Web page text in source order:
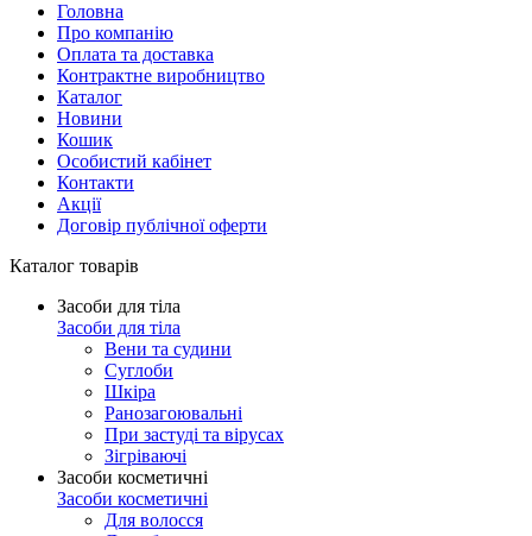
Головна
Про компанію
Оплата та доставка
Контрактне виробництво
Каталог
Новини
Кошик
Особистий кабінет
Контакти
Акції
Договір публічної оферти
Каталог товарів
Засоби для тіла
Засоби для тіла
Вени та судини
Суглоби
Шкіра
Ранозагоювальні
При застуді та вірусах
Зігріваючі
Засоби косметичні
Засоби косметичні
Для волосся